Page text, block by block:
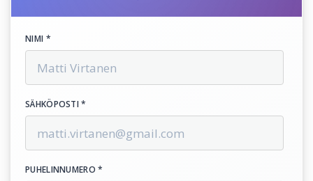
NIMI *
SÄHKÖPOSTI *
PUHELINNUMERO *